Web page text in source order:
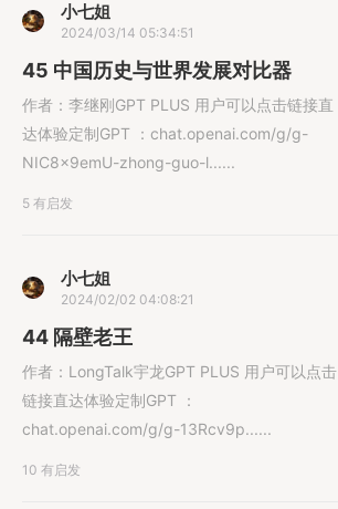
小七姐
2024/03/14 05:34:51
45 中国历史与世界发展对比器
作者：李继刚GPT PLUS 用户可以点击链接直
达体验定制GPT ：chat.openai.com/g/g-
NIC8x9emU-zhong-guo-l......
5 有启发
小七姐
2024/02/02 04:08:21
44 隔壁老王
作者：LongTalk宇龙GPT PLUS 用户可以点击
链接直达体验定制GPT ：
chat.openai.com/g/g-13Rcv9p......
10 有启发